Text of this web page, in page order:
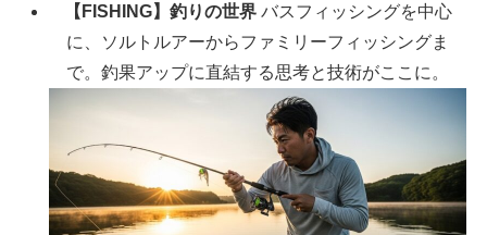
【FISHING】釣りの世界バスフィッシングを中心
に、ソルトルアーからファミリーフィッシングま
で。釣果アップに直結する思考と技術がここに。